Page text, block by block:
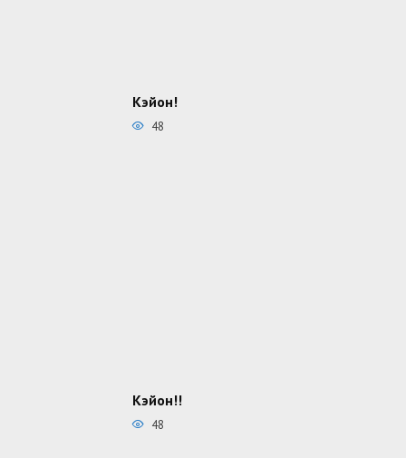
Кэйон!
48
Кэйон!!
48